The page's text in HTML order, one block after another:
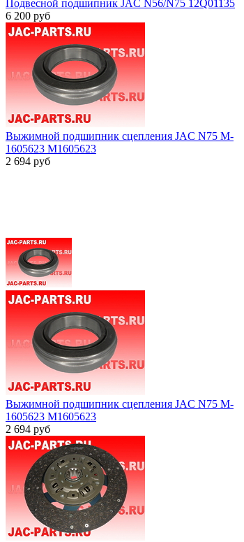
Подвесной подшипник JAC N56/N75 12Q01135
6 200 руб
Выжимной подшипник сцепления JAC N75 M-
1605623 M1605623
2 694 руб
Выжимной подшипник сцепления JAC N75 M-
1605623 M1605623
2 694 руб